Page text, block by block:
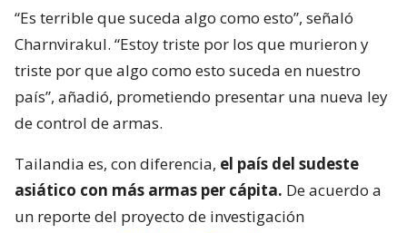
“Es terrible que suceda algo como esto”, señaló
Charnvirakul. “Estoy triste por los que murieron y
triste por que algo como esto suceda en nuestro
país”, añadió, prometiendo presentar una nueva ley
de control de armas.
Tailandia es, con diferencia, el país del sudeste
asiático con más armas per cápita. De acuerdo a
un reporte del proyecto de investigación